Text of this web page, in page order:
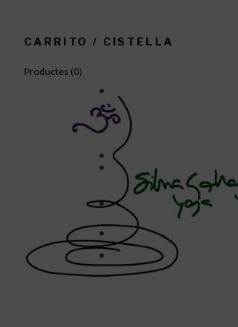
CARRITO / CISTELLA
Productes (0)